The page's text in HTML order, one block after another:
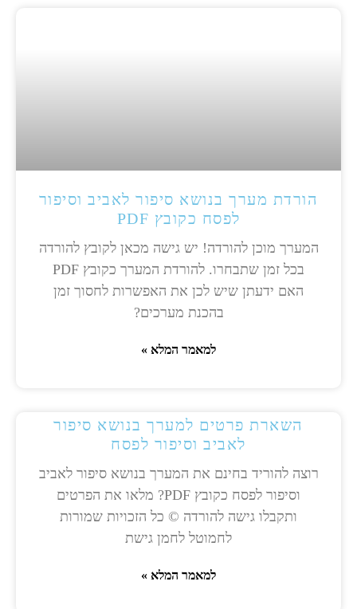
הורדת מערך בנושא סיפור לאביב וסיפור
לפסח כקובץ PDF
המערך מוכן להורדה! יש גישה מכאן לקובץ להורדה
בכל זמן שתבחרו. להורדת המערך כקובץ PDF
האם ידעתן שיש לכן את האפשרות לחסוך זמן
בהכנת מערכים?
למאמר המלא »
השארת פרטים למערך בנושא סיפור
לאביב וסיפור לפסח
רוצה להוריד בחינם את המערך בנושא סיפור לאביב
וסיפור לפסח כקובץ PDF? מלאו את הפרטים
ותקבלו גישה להורדה © כל הזכויות שמורות
לחמוטל לחמן גישת
למאמר המלא »